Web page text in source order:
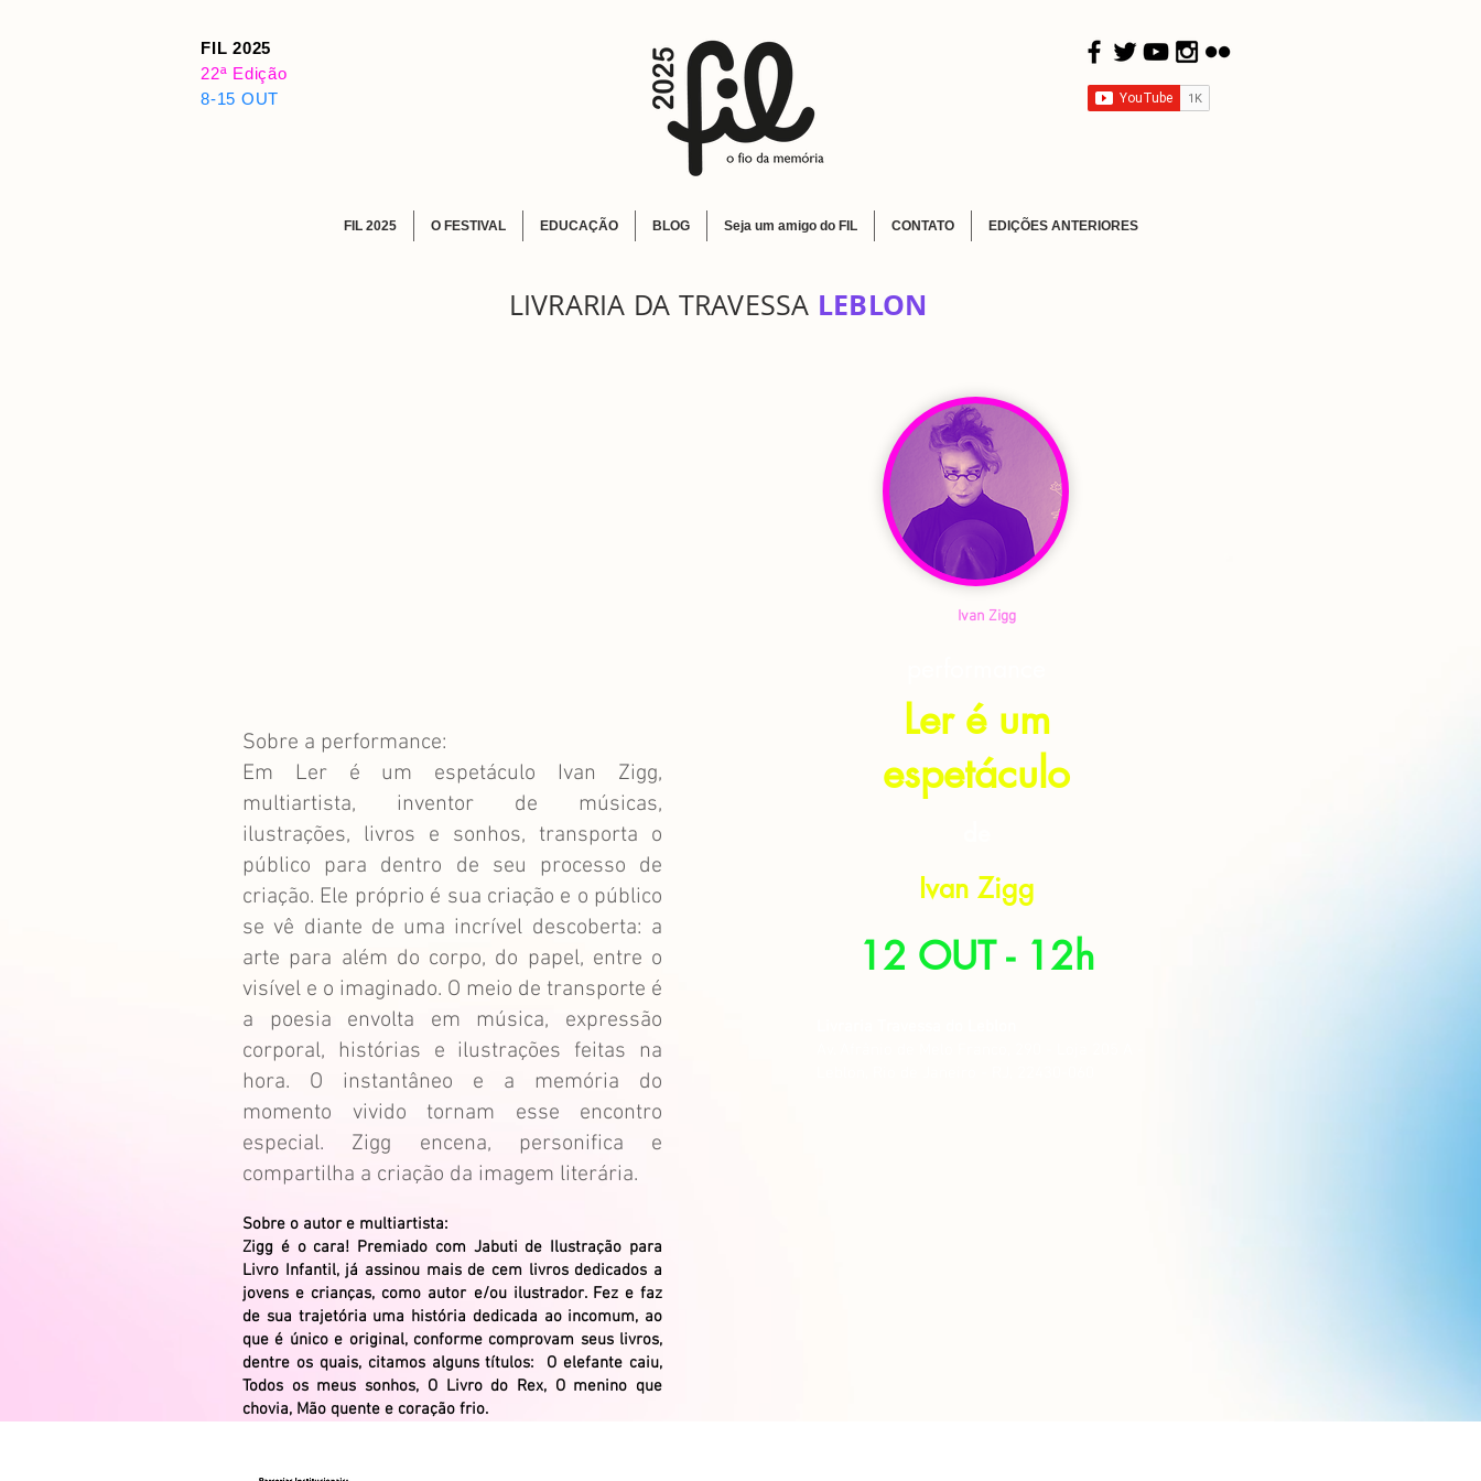
FIL 2025
22ª Edição
8-15 OUT
FIL 2025 O FESTIVAL EDUCAÇÃO BLOG Seja um amigo do FIL CONTATO EDIÇÕES ANTERIORES
LIVRARIA DA TRAVESSA LEBLON
Sobre a performance:
Em Ler é um espetáculo Ivan Zigg,
multiartista, inventor de músicas,
ilustrações, livros e sonhos, transporta o
público para dentro de seu processo de
criação. Ele próprio é sua criação e o público
se vê diante de uma incrível descoberta: a
arte para além do corpo, do papel, entre o
visível e o imaginado. O meio de transporte é
a poesia envolta em música, expressão
corporal, histórias e ilustrações feitas na
hora. O instantâneo e a memória do
momento vivido tornam esse encontro
especial. Zigg encena, personifica e
compartilha a criação da imagem literária.
Sobre o autor e multiartista:
Zigg é o cara! Premiado com Jabuti de Ilustração para
Livro Infantil, já assinou mais de cem livros dedicados a
jovens e crianças, como autor e/ou ilustrador. Fez e faz
de sua trajetória uma história dedicada ao incomum, ao
que é único e original, conforme comprovam seus livros,
dentre os quais, citamos alguns títulos: O elefante caiu,
Todos os meus sonhos, O Livro do Rex, O menino que
chovia, Mão quente e coração frio.
Ivan Zigg
Ler é um
espetáculo
Ivan Zigg
12 OUT - 12h